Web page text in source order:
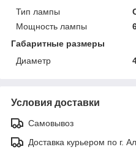
Тип лампы
Мощность лампы
Габаритные размеры
Диаметр
Условия доставки
Самовывоз
Доставка курьером по г.